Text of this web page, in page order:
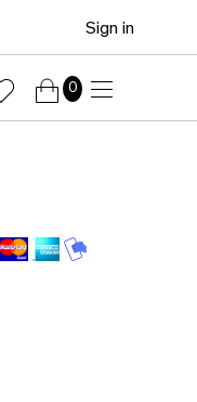
Sign in
0